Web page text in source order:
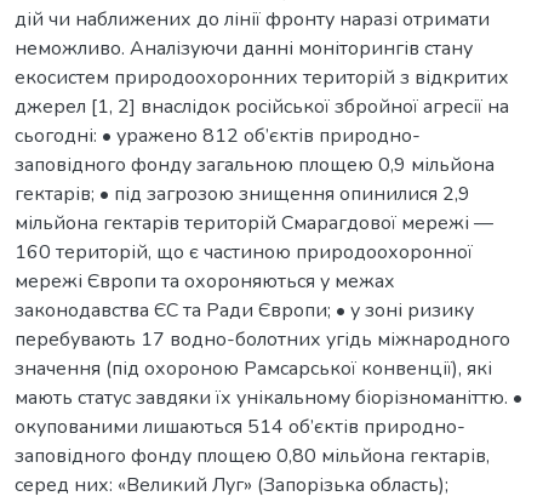
дій чи наближених до лінії фронту наразі отримати
неможливо. Аналізуючи данні моніторингів стану
екосистем природоохоронних територій з відкритих
джерел [1, 2] внаслідок російської збройної агресії на
сьогодні: • уражено 812 об’єктів природно-
заповідного фонду загальною площею 0,9 мільйона
гектарів; • під загрозою знищення опинилися 2,9
мільйона гектарів територій Смарагдової мережі —
160 територій, що є частиною природоохоронної
мережі Європи та охороняються у межах
законодавства ЄС та Ради Європи; • у зоні ризику
перебувають 17 водно-болотних угідь міжнародного
значення (під охороною Рамсарської конвенції), які
мають статус завдяки їх унікальному біорізноманіттю. •
окупованими лишаються 514 об’єктів природно-
заповідного фонду площею 0,80 мільйона гектарів,
серед них: «Великий Луг» (Запорізька область);